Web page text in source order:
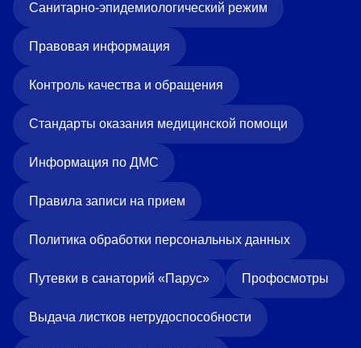
Санитарно-эпидемиологический режим
Правовая информация
Контроль качества и обращения
Стандарты оказания медицинской помощи
Информация по ДМС
Правила записи на прием
Политика обработки персональных данных
Путевки в санаторий «Парус» Профосмотры
Выдача листков нетрудоспособности